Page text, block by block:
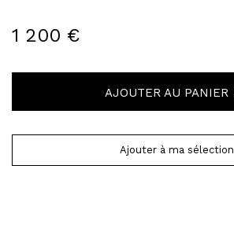
1 200 €
AJOUTER AU PANIER
Ajouter à ma sélection